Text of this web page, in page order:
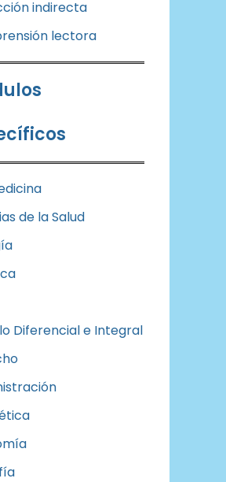
indirecta
lectora
de la Salud
Diferencial e Integral